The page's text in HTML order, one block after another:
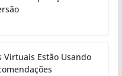
Virtuais Estão Usando